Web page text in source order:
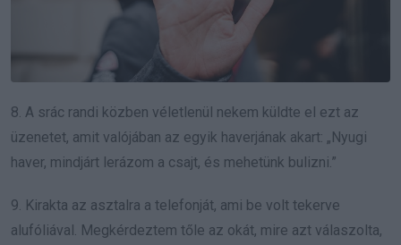
8. A srác randi közben véletlenül nekem küldte el ezt az
üzenetet, amit valójában az egyik haverjának akart: „Nyugi
haver, mindjárt lerázom a csajt, és mehetünk bulizni.”
9. Kirakta az asztalra a telefonját, ami be volt tekerve
alufóliával. Megkérdeztem tőle az okát, mire azt válaszolta,